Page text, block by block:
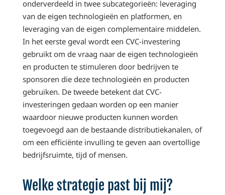
onderverdeeld in twee subcategorieën: leveraging
van de eigen technologieën en platformen, en
leveraging van de eigen complementaire middelen.
In het eerste geval wordt een CVC-investering
gebruikt om de vraag naar de eigen technologieën
en producten te stimuleren door bedrijven te
sponsoren die deze technologieën en producten
gebruiken. De tweede betekent dat CVC-
investeringen gedaan worden op een manier
waardoor nieuwe producten kunnen worden
toegevoegd aan de bestaande distributiekanalen, of
om een efficiënte invulling te geven aan overtollige
bedrijfsruimte, tijd of mensen.
Welke strategie past bij mij?